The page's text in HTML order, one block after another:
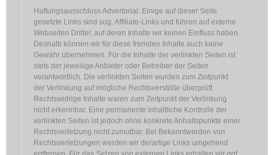
Haftungsausschluss Advertorial: Einige auf dieser Seite
gesetzte Links sind sog. Affiliate-Links und führen auf externe
Webseiten Dritter, auf deren Inhalte wir keinen Einfluss haben.
Deshalb können wir für diese fremden Inhalte auch keine
Gewähr übernehmen. Für die Inhalte der verlinkten Seiten ist
stets der jeweilige Anbieter oder Betreiber der Seiten
verantwortlich. Die verlinkten Seiten wurden zum Zeitpunkt
der Verlinkung auf mögliche Rechtsverstöße überprüft.
Rechtswidrige Inhalte waren zum Zeitpunkt der Verlinkung
nicht erkennbar. Eine permanente inhaltliche Kontrolle der
verlinkten Seiten ist jedoch ohne konkrete Anhaltspunkte einer
Rechtsverletzung nicht zumutbar. Bei Bekanntwerden von
Rechtsverletzungen werden wir derartige Links umgehend
entfernen. Für das Setzen von externen Links erhalten wir ggf.